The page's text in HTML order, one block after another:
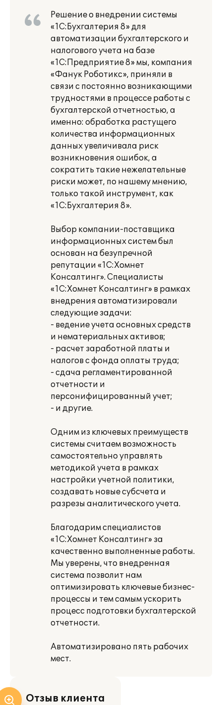
Решение о внедрении системы
«1С:Бухгалтерия 8» для
автоматизации бухгалтерского и
налогового учета на базе
«1С:Предприятие 8» мы, компания
«Фанук Роботикс», приняли в
связи с постоянно возникающими
трудностями в процессе работы с
бухгалтерской отчетностью, а
именно: обработка растущего
количества информационных
данных увеличивала риск
возникновения ошибок, а
сократить такие нежелательные
риски может, по нашему мнению,
только такой инструмент, как
«1С:Бухгалтерия 8».
Выбор компании-поставщика
информационных систем был
основан на безупречной
репутации «1С:Хомнет
Консалтинг». Специалисты
«1С:Хомнет Консалтинг» в рамках
внедрения автоматизировали
следующие задачи:
- ведение учета основных средств
и нематериальных активов;
- расчет заработной платы и
налогов с фонда оплаты труда;
- сдача регламентированной
отчетности и
персонифицированный учет;
- и другие.
Одним из ключевых преимуществ
системы считаем возможность
самостоятельно управлять
методикой учета в рамках
настройки учетной политики,
создавать новые субсчета и
разрезы аналитического учета.
Благодарим специалистов
«1С:Хомнет Консалтинг» за
качественно выполненные работы.
Мы уверены, что внедренная
система позволит нам
оптимизировать ключевые бизнес-
процессы и тем самым ускорить
процесс подготовки бухгалтерской
отчетности.
Автоматизировано пять рабочих
мест.
Отзыв клиента